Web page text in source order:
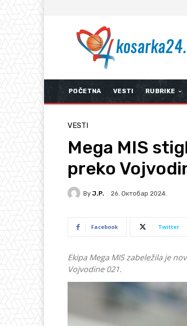
POČETNA VESTI RUBRIKE
VESTI
Mega MIS
preko
By J.P. 26. Октобар 2024.
Facebook Twitter
Ekipa Mega MIS zabeležila je
Vojvodine 021.